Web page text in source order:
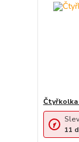
Čtyřkolka
11